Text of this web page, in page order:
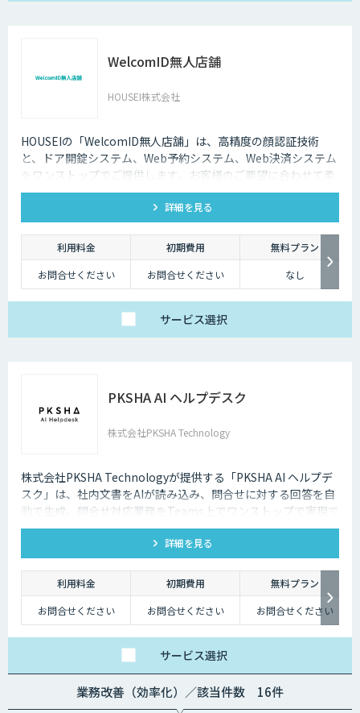
WelcomID無人店舗
HOUSEI株式会社
HOUSEIの「WelcomID無人店舗」は、高精度の顔認証技術
と、ドア開錠システム、Web予約システム、Web決済システム
をワンストップでご提供します。お客様のご要望に合わせて柔
軟に対応いたします。
詳細を見る
利用料金 初期費用
無料プラン
お問合せください
お問合せください なし
サービス選択
PKSHA AI ヘルプデスク
株式会社PKSHA Technology
株式会社PKSHA Technologyが提供する「PKSHA AI ヘルプデ
スク」は、社内文書をAIが読み込み、問合せに対する回答を自
動で生成。問合せ対応業務をTeams上でワンストップで実現で
きるサービスです。
詳細を見る
利用料金 初期費用
無料プラン
お問合せください
お問合せください お問合せください
サービス選択
業務改善（効率化）／該当件数 16件